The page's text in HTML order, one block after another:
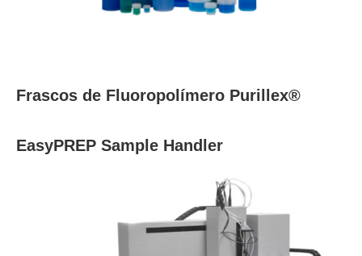
Frascos de Fluoropolímero Purillex®
EasyPREP Sample Handler